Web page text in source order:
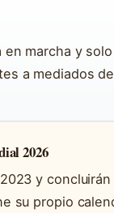
marcha y
a mediados
2026
y
su propio